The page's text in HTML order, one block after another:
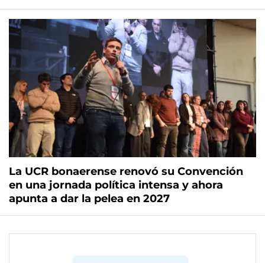
La UCR bonaerense renovó su Convención
en una jornada política intensa y ahora
apunta a dar la pelea en 2027